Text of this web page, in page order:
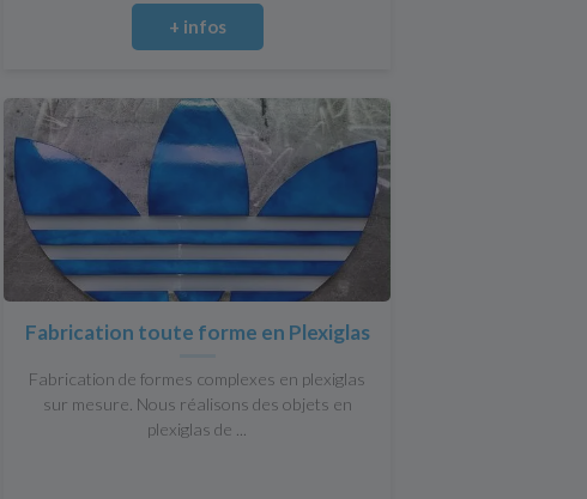
+ infos
Fabrication toute forme en Plexiglas
Fabrication de formes complexes en plexiglas
sur mesure. Nous réalisons des objets en
plexiglas de ...